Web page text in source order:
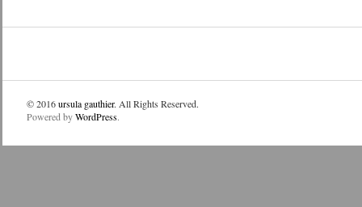
© 2016ursula gauthier. All Rights Reserved.
Powered byWordPress.